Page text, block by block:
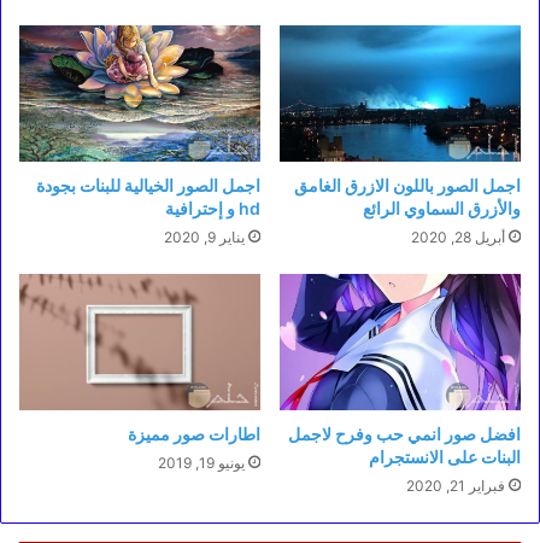
اجمل الصور باللون الازرق الغامق
والأزرق السماوي الرائع
أبريل 28, 2020
اجمل الصور الخيالية للبنات بجودة
hd و إحترافية
يناير 9, 2020
افضل صور انمي حب وفرح لاجمل
البنات على الانستجرام
فبراير 21, 2020
اطارات صور مميزة
يونيو 19, 2019